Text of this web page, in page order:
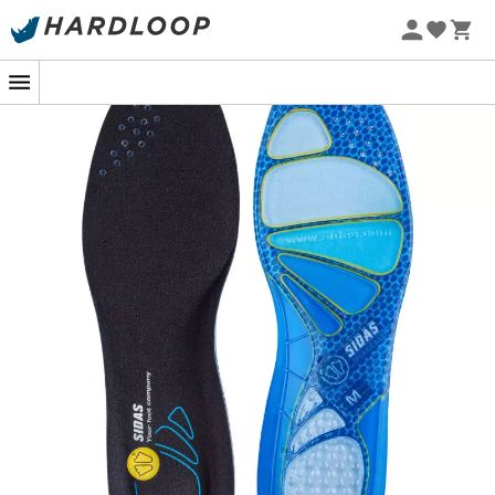
Zomeraanbiedingen 🔥 -5% EXTRA vanaf 2 producten* met